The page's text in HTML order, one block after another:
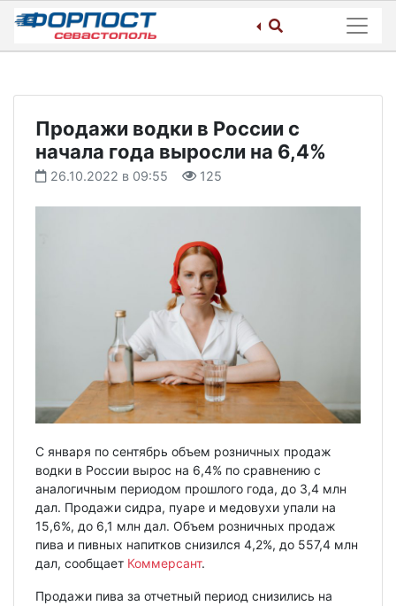
Skip
content
Продажи водки в России с
начала года выросли на 6,4%
26.10.2022 в 09:55 125
С января по сентябрь объем розничных продаж
водки в России вырос на 6,4% по сравнению с
аналогичным периодом прошлого года, до 3,4 млн
дал. Продажи сидра, пуаре и медовухи упали на
15,6%, до 6,1 млн дал. Объем розничных продаж
пива и пивных напитков снизился 4,2%, до 557,4 млн
дал, сообщает Коммерсант.
Продажи пива за отчетный период снизились на